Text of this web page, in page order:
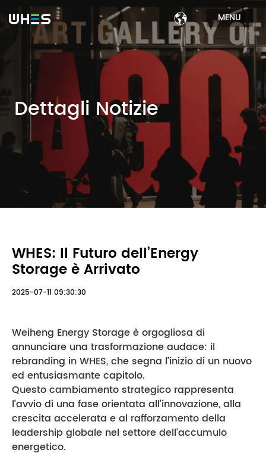
MENU
Dettagli Notizie
WHES: Il Futuro dell’Energy
Storage è Arrivato
2025-07-11 09:30:30
Weiheng Energy Storage è orgogliosa di
annunciare una trasformazione audace: il
rebranding in WHES, che segna l’inizio di un nuovo
ed entusiasmante capitolo.
Questo cambiamento strategico rappresenta
l’avvio di una fase orientata all’innovazione, alla
crescita accelerata e al rafforzamento della
leadership globale nel settore dell’accumulo
energetico.